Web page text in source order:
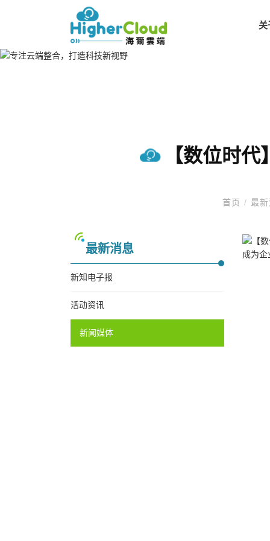
关
【数位时
首页/ 最
最新消息
新知电子报
活动资讯
新闻媒体